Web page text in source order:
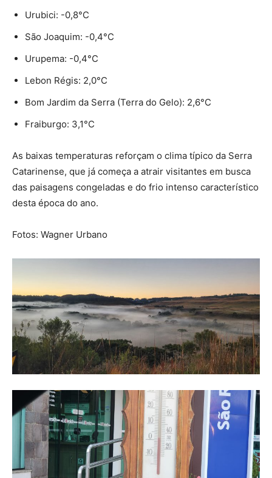
Urubici: -0,8°C
São Joaquim: -0,4°C
Urupema: -0,4°C
Lebon Régis: 2,0°C
Bom Jardim da Serra (Terra do Gelo): 2,6°C
Fraiburgo: 3,1°C
As baixas temperaturas reforçam o clima típico da Serra
Catarinense, que já começa a atrair visitantes em busca
das paisagens congeladas e do frio intenso característico
desta época do ano.
Fotos: Wagner Urbano